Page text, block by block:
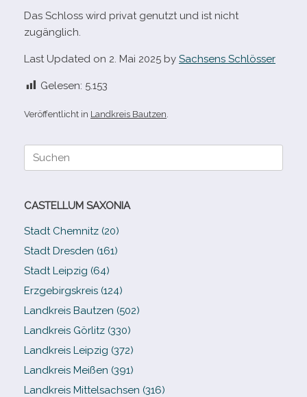
Das Schloss wird pri­vat genutzt und ist nicht
zugänglich.
Last Updated on 2. Mai 2025 by Sachsens Schlösser
Gelesen: 5.153
Veröffentlicht in Landkreis Bautzen
Suche
CASTELLUM SAXONIA
Stadt Chemnitz (20)
Stadt Dresden (161)
Stadt Leipzig (64)
Erzgebirgskreis (124)
Landkreis Bautzen (502)
Landkreis Görlitz (330)
Landkreis Leipzig (372)
Landkreis Meißen (391)
Landkreis Mittelsachsen (316)